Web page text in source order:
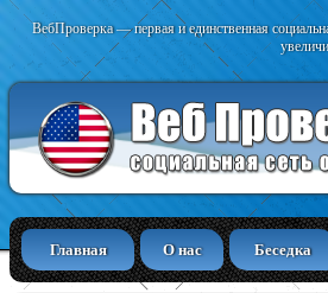
ВебПроверка — первая и единственная
Главная О нас Беседка